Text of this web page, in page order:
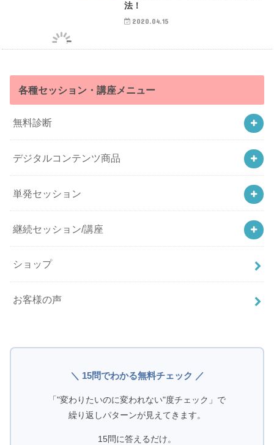
法！
2020.04.15
各種セッション・講座メニュー
無料診断
デジタルコンテンツ商品
単発セッション
継続セッション/講座
ショップ
お客様の声
＼ 15問でわかる無料チェック ／
「"変わりたいのに変われない"度チェック」で
繰り返しパターンが見えてきます。
15問に答えるだけ。